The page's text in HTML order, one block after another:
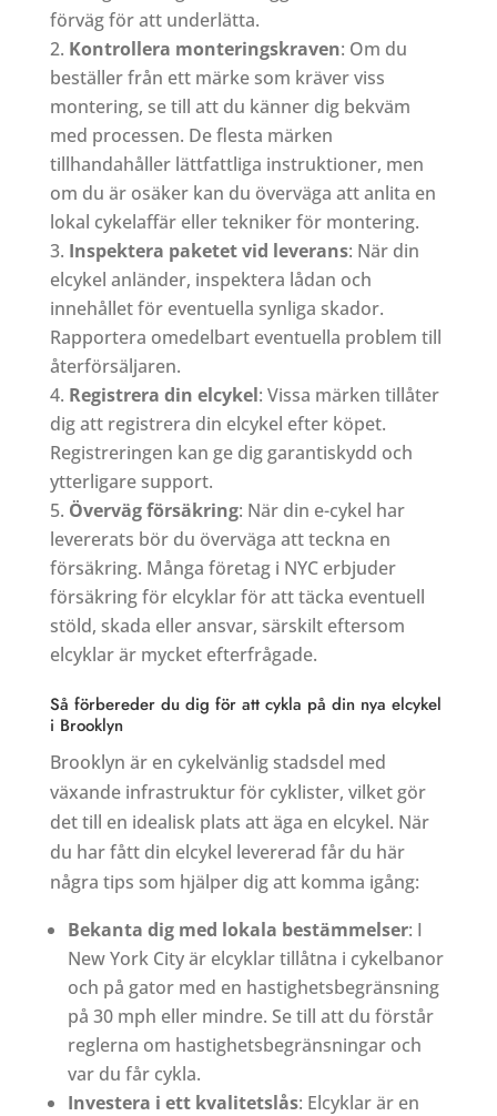
förväg för att underlätta.
Kontrollera monteringskraven: Om du
beställer från ett märke som kräver viss
montering, se till att du känner dig bekväm
med processen. De flesta märken
tillhandahåller lättfattliga instruktioner, men
om du är osäker kan du överväga att anlita en
lokal cykelaffär eller tekniker för montering.
Inspektera paketet vid leverans: När din
elcykel anländer, inspektera lådan och
innehållet för eventuella synliga skador.
Rapportera omedelbart eventuella problem till
återförsäljaren.
Registrera din elcykel: Vissa märken tillåter
dig att registrera din elcykel efter köpet.
Registreringen kan ge dig garantiskydd och
ytterligare support.
Överväg försäkring: När din e-cykel har
levererats bör du överväga att teckna en
försäkring. Många företag i NYC erbjuder
försäkring för elcyklar för att täcka eventuell
stöld, skada eller ansvar, särskilt eftersom
elcyklar är mycket efterfrågade.
Så förbereder du dig för att cykla på din nya elcykel
i Brooklyn
Brooklyn är en cykelvänlig stadsdel med
växande infrastruktur för cyklister, vilket gör
det till en idealisk plats att äga en elcykel. När
du har fått din elcykel levererad får du här
några tips som hjälper dig att komma igång:
Bekanta dig med lokala bestämmelser: I
New York City är elcyklar tillåtna i cykelbanor
och på gator med en hastighetsbegränsning
på 30 mph eller mindre. Se till att du förstår
reglerna om hastighetsbegränsningar och
var du får cykla.
Investera i ett kvalitetslås: Elcyklar är en